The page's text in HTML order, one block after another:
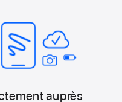
auprès